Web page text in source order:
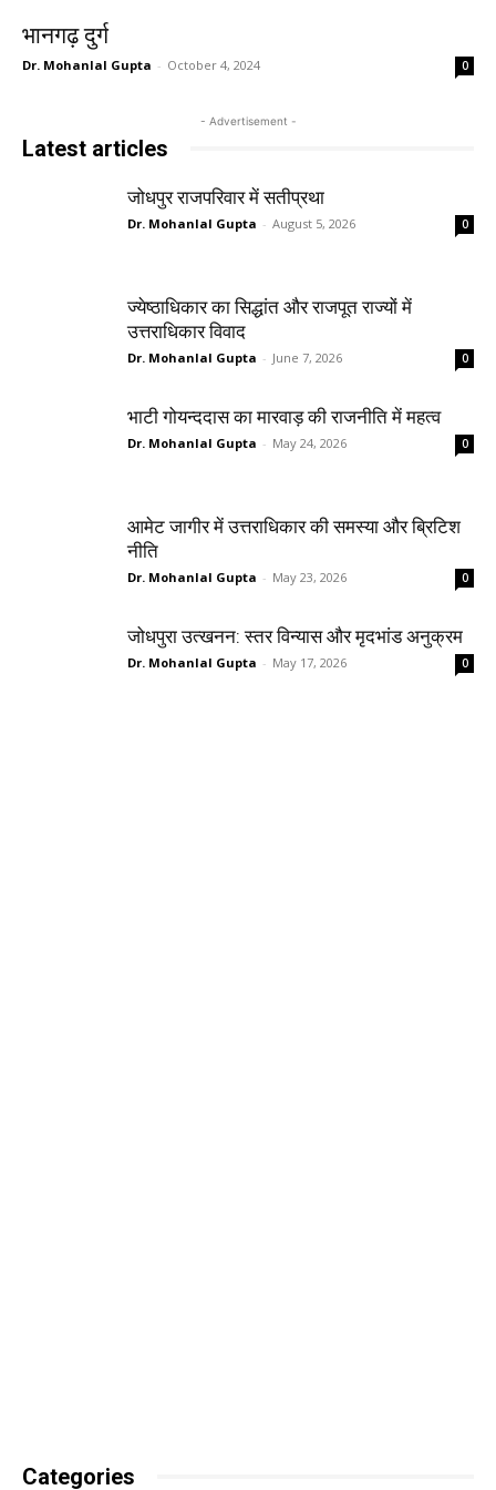
भानगढ़ दुर्ग
Dr. Mohanlal Gupta - October 4, 2024 0
- Advertisement -
Latest articles
जोधपुर राजपरिवार में सतीप्रथा
Dr. Mohanlal Gupta - August 5, 2026 0
ज्येष्ठाधिकार का सिद्धांत और राजपूत राज्यों में
उत्तराधिकार विवाद
Dr. Mohanlal Gupta - June 7, 2026 0
भाटी गोयन्ददास का मारवाड़ की राजनीति में महत्व
Dr. Mohanlal Gupta - May 24, 2026 0
आमेट जागीर में उत्तराधिकार की समस्या और ब्रिटिश
नीति
Dr. Mohanlal Gupta - May 23, 2026 0
जोधपुरा उत्खनन: स्तर विन्यास और मृदभांड अनुक्रम
Dr. Mohanlal Gupta - May 17, 2026 0
Categories